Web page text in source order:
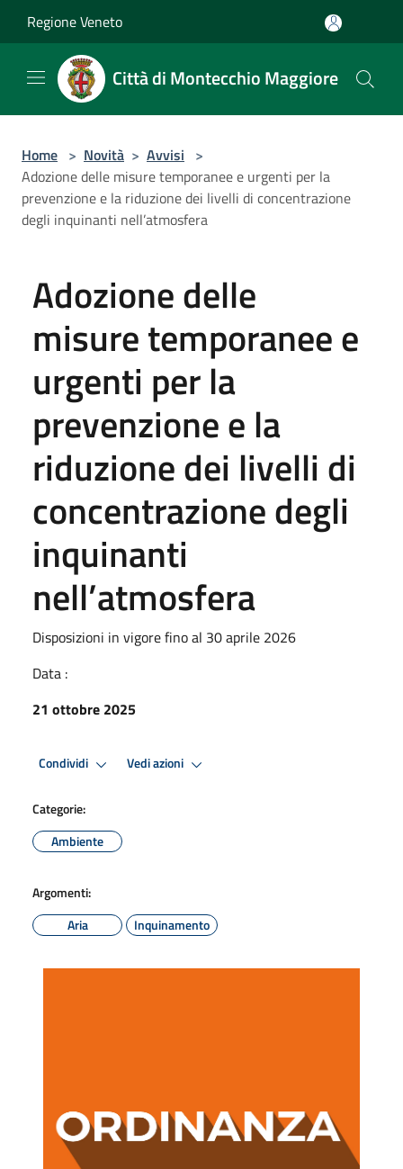
Regione Veneto
Città di Montecchio Maggiore
Home > Novità > Avvisi >
Adozione delle misure temporanee e urgenti per la
prevenzione e la riduzione dei livelli di concentrazione
degli inquinanti nell’atmosfera
Adozione delle
misure temporanee e
urgenti per la
prevenzione e la
riduzione dei livelli di
concentrazione degli
inquinanti
nell’atmosfera
Disposizioni in vigore fino al 30 aprile 2026
Data :
21 ottobre 2025
Condividi Vedi azioni
Categorie:
Ambiente
Argomenti:
Aria
Inquinamento